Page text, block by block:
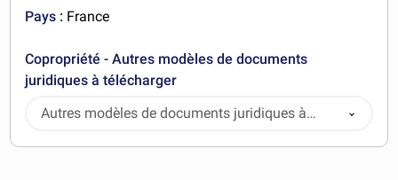
Pays : France
Copropriété - Autres modèles de documents
juridiques à télécharger
Autres modèles de documents juridiques à
télécharger